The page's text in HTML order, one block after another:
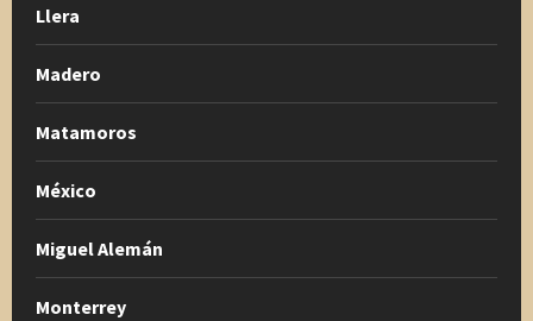
Llera
Madero
Matamoros
México
Miguel Alemán
Monterrey